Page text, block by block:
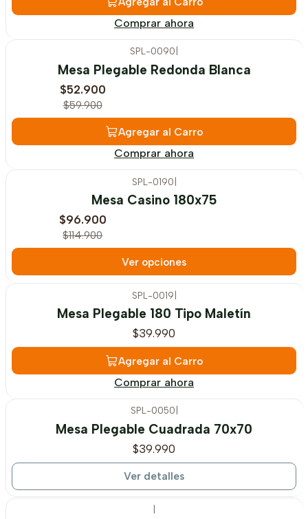
Comprar ahora
OFF
SPL-0090
Mesa Plegable Redonda Blanca
$52.900
$59.900
Agregar al Carro
Comprar ahora
SPL-0190|
Mesa Casino 180x75
$96.900
$114.900
Ver opciones
SPL-0019
Mesa Plegable 180 Tipo Maletín
$39.990
Agregar al Carro
Comprar ahora
Agotado
SPL-0050
Mesa Plegable Cuadrada 70x70
$39.990
Ver detalles